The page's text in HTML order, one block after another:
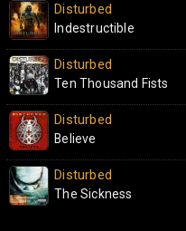
Disturbed
Indestructible
Disturbed
Ten Thousand Fists
Disturbed
Believe
Disturbed
The Sickness